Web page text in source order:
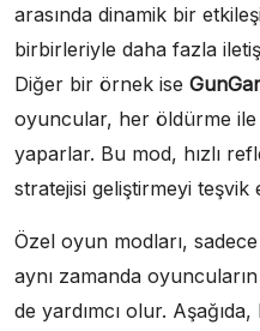
arasında dinamik bir
birbirleriyle daha fazla
Diğer bir örnek ise
oyuncular, her öldürme
yaparlar. Bu mod, hızlı
stratejisi geliştirmeyi teşvik
Özel oyun modları,
aynı zamanda
de yardımcı olur.